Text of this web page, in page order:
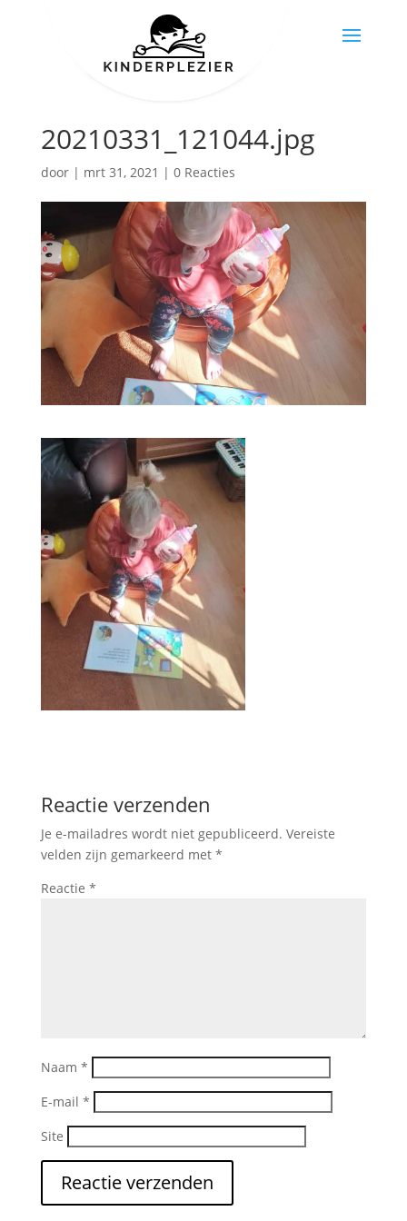
20210331_121044.jpg
door | mrt 31, 2021 | 0 Reacties
Reactie verzenden
Je e-mailadres wordt niet gepubliceerd. Vereiste
velden zijn gemarkeerd met *
Reactie *
Naam *
E-mail *
Site